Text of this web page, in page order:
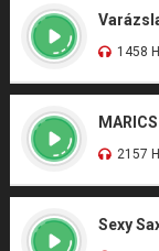
1458
2157
Sexy